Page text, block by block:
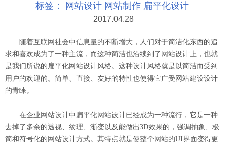
标签： 网站设计 网站制作 扁平化设计
2017.04.28
随着互联网社会中信息量的不断增大，人们对于简洁化东西的追
求和喜欢成为了一种主流，而这种简洁也沿续到了网站设计上，也就
是我们所说的扁平化网站设计风格。这种设计风格就是以简洁而受到
用户的欢迎的。简单、直接、友好的特性也使得它广受网站建设设计
的青睐。
在企业网站设计中扁平化网站设计已经成为一种流行，它是一种
去掉了多余的透视、纹理、渐变以及能做出3D效果的，强调抽象、极
简和符号化的网站设计方式。其特点就是使整个网站的UI界面变得更